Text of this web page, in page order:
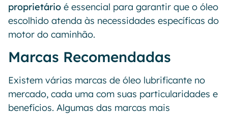
proprietário é essencial para garantir que o óleo
escolhido atenda às necessidades específicas do
motor do caminhão.
Marcas Recomendadas
Existem várias marcas de óleo lubrificante no
mercado, cada uma com suas particularidades e
benefícios. Algumas das marcas mais